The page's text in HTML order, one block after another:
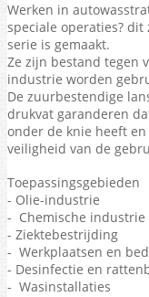
Werken in
speciale operaties? dit
serie is gemaakt.
Ze zijn bestand tegen
industrie worden
De zuurbestendige
drukvat garanderen
onder de knie heeft
veiligheid van de
Toepassingsgebieden
- Olie-industrie
- Chemische industrie
- Ziektebestrijding
- Werkplaatsen en
- Desinfectie en
- Wasinstallaties